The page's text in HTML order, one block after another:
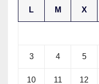
L M X
3 4 5
10 11 12